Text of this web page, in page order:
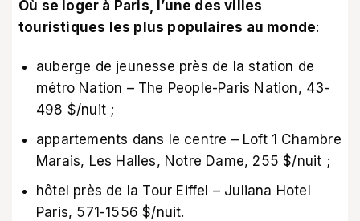
Où se loger à Paris, l’une des villes
touristiques les plus populaires au monde:
auberge de jeunesse près de la station de
métro Nation – The People-Paris Nation, 43-
498 $/nuit ;
appartements dans le centre – Loft 1 Chambre
Marais, Les Halles, Notre Dame, 255 $/nuit ;
hôtel près de la Tour Eiffel – Juliana Hotel
Paris, 571-1556 $/nuit.